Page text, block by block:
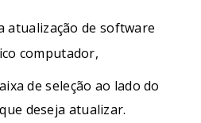
atualização de software
computador,
de seleção ao lado do
deseja atualizar.